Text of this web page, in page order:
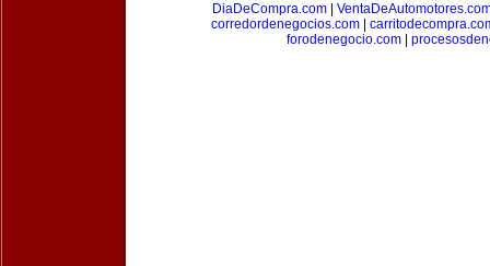
DiaDeCompra.com|
corredordenegocios.com
forodenegocio.com